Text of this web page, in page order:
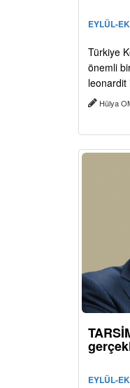
EYLÜL-
Türkiye
önemli
leonardit
Hülya
EYLÜL-